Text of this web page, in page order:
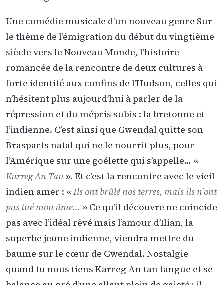
Une comédie musicale d’un nouveau genre Sur
le thème de l’émigration du début du vingtième
siècle vers le Nouveau Monde, l’histoire
romancée de la rencontre de deux cultures à
forte identité aux confins de l’Hudson, celles qui
n’hésitent plus aujourd’hui à parler de la
répression et du mépris subis : la bretonne et
l’indienne. C’est ainsi que Gwendal quitte son
Brasparts natal qui ne le nourrit plus, pour
l’Amérique sur une goélette qui s’appelle… «
Karreg An Tan ». Et c’est la rencontre avec le vieil
indien amer : «Ils ont brûlé nos terres, mais ils n’ont
pas tué mon âme… » Ce qu’il découvre ne coincide
pas avec l’idéal rêvé mais l’amour d’Ilian, la
superbe jeune indienne, viendra mettre du
baume sur le cœur de Gwendal. Nostalgie
quand tu nous tiens Karreg An tan tangue et se